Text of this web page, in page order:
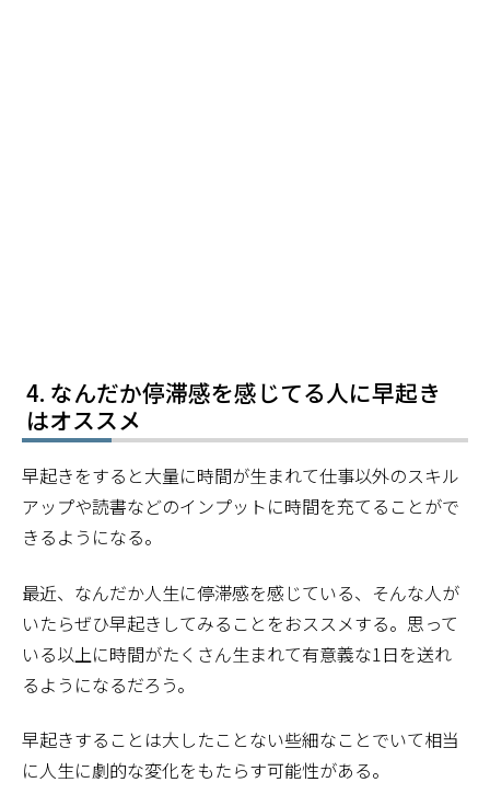
なんだか停滞感を感じてる人に早起き
はオススメ
早起きをすると大量に時間が生まれて仕事以外のスキル
アップや読書などのインプットに時間を充てることがで
きるようになる。
最近、なんだか人生に停滞感を感じている、そんな人が
いたらぜひ早起きしてみることをおススメする。思って
いる以上に時間がたくさん生まれて有意義な1日を送れ
るようになるだろう。
早起きすることは大したことない些細なことでいて相当
に人生に劇的な変化をもたらす可能性がある。